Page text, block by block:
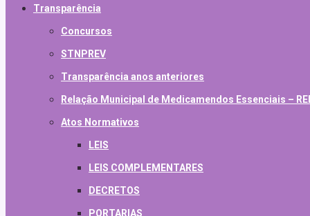
Transparência
Concursos
STNPREV
Transparência anos anteriores
Relação Municipal de Medicamendos Essenciais –
Atos Normativos
LEIS
LEIS COMPLEMENTARES
DECRETOS
PORTARIAS